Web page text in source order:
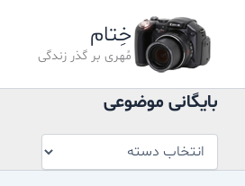
خِتام
مُهری بر گذر زندگی
بایگانی موضوعی
موضوعی